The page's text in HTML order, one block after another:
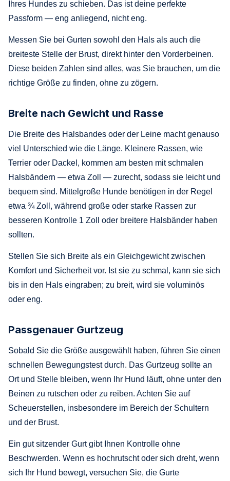
Ihres Hundes zu schieben. Das ist deine perfekte
Passform — eng anliegend, nicht eng.
Messen Sie bei Gurten sowohl den Hals als auch die
breiteste Stelle der Brust, direkt hinter den Vorderbeinen.
Diese beiden Zahlen sind alles, was Sie brauchen, um die
richtige Größe zu finden, ohne zu zögern.
Breite nach Gewicht und Rasse
Die Breite des Halsbandes oder der Leine macht genauso
viel Unterschied wie die Länge. Kleinere Rassen, wie
Terrier oder Dackel, kommen am besten mit schmalen
Halsbändern — etwa Zoll — zurecht, sodass sie leicht und
bequem sind. Mittelgroße Hunde benötigen in der Regel
etwa ¾ Zoll, während große oder starke Rassen zur
besseren Kontrolle 1 Zoll oder breitere Halsbänder haben
sollten.
Stellen Sie sich Breite als ein Gleichgewicht zwischen
Komfort und Sicherheit vor. Ist sie zu schmal, kann sie sich
bis in den Hals eingraben; zu breit, wird sie voluminös
oder eng.
Passgenauer Gurtzeug
Sobald Sie die Größe ausgewählt haben, führen Sie einen
schnellen Bewegungstest durch. Das Gurtzeug sollte an
Ort und Stelle bleiben, wenn Ihr Hund läuft, ohne unter den
Beinen zu rutschen oder zu reiben. Achten Sie auf
Scheuerstellen, insbesondere im Bereich der Schultern
und der Brust.
Ein gut sitzender Gurt gibt Ihnen Kontrolle ohne
Beschwerden. Wenn es hochrutscht oder sich dreht, wenn
sich Ihr Hund bewegt, versuchen Sie, die Gurte